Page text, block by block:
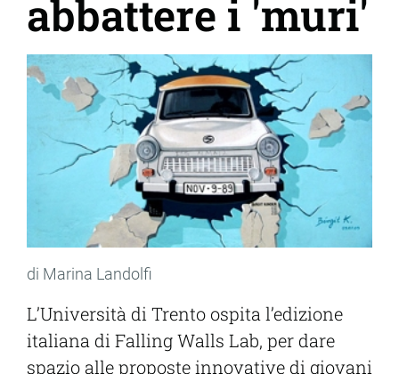
abbattere i 'muri'
di Marina Landolfi
L’Università di Trento ospita l’edizione
italiana di Falling Walls Lab, per dare
spazio alle proposte innovative di giovani